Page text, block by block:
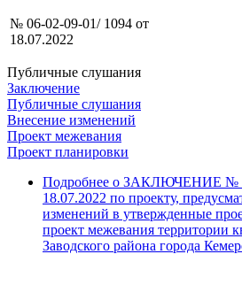
№ 06-02-09-01/ 1094 от
Публичные слушания
Заключение
Публичные слушания
Внесение изменений
Проект межевания
Проект планировки
Подробнее о ЗАКЛЮЧЕНИЕ №
18.07.2022 по проекту,
изменений в утвержденные
проект межевания территории
Заводского района города